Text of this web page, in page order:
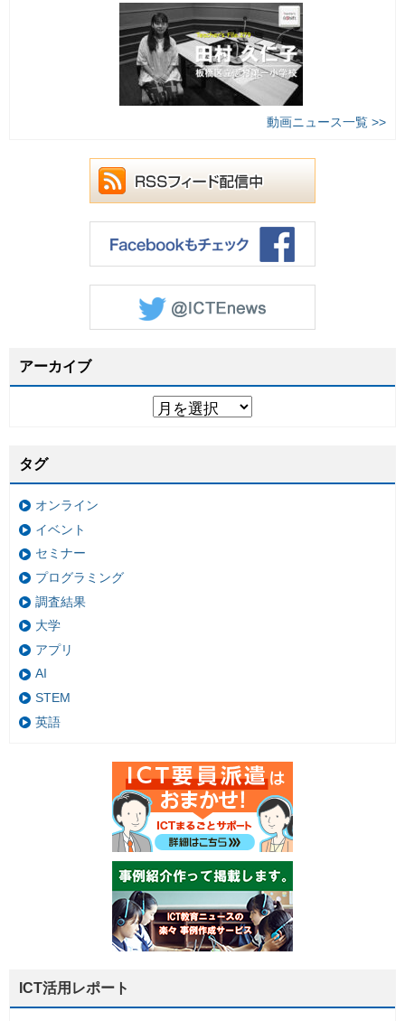
動画ニュース一覧 >>
アーカイブ
タグ
オンライン
イベント
セミナー
プログラミング
調査結果
大学
アプリ
AI
STEM
英語
ICT活用レポート